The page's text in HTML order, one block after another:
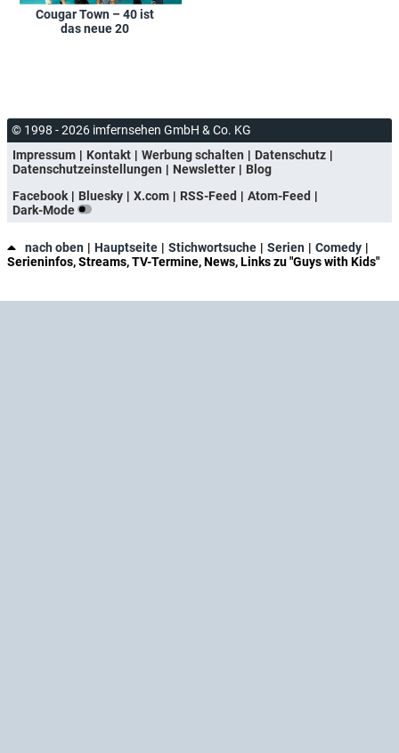
Cougar Town – 40 ist
das neue 20
© 1998 - 2026 imfernsehen GmbH & Co. KG
Impressum
Kontakt Werbung schalten
Datenschutz
Datenschutzeinstellungen
Newsletter
Blog
Facebook
Bluesky X.com RSS-Feed
Atom-Feed
Dark-Mode
nach oben Hauptseite Stichwortsuche Serien
Comedy
Serieninfos, Streams, TV-Termine, News, Links zu "Guys with Kids"